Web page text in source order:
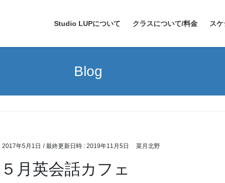
Studio LUPについて クラスについて/料金 ス
Blog
2017年5月1日 / 最終更新日時 : 2019年11月5日 菜月北野
５月英会話カフェ